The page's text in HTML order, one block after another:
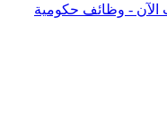
الآن - وظائف حكومية